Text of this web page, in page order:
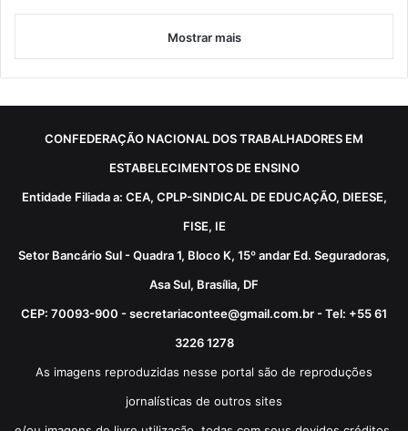
Mostrar mais
CONFEDERAÇÃO NACIONAL DOS TRABALHADORES EM
ESTABELECIMENTOS DE ENSINO
Entidade Filiada a: CEA, CPLP-SINDICAL DE EDUCAÇÃO, DIEESE,
FISE, IE
Setor Bancário Sul - Quadra 1, Bloco K, 15º andar Ed. Seguradoras,
Asa Sul, Brasília, DF
CEP: 70093-900 - secretariacontee@gmail.com.br - Tel: +55 61
3226 1278
As imagens reproduzidas nesse portal são de reproduções
jornalísticas de outros sites